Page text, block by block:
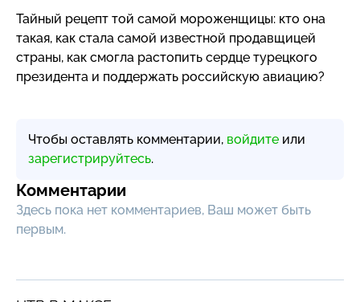
Тайный рецепт той самой мороженщицы: кто она
такая, как стала самой известной продавщицей
страны, как смогла растопить сердце турецкого
президента и поддержать российскую авиацию?
Чтобы оставлять комментарии, войдите или
зарегистрируйтесь.
Комментарии
Здесь пока нет комментариев, Ваш может быть
первым.